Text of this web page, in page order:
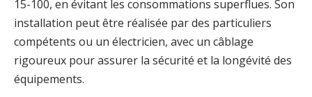
15-100, en évitant les consommations superflues. Son
installation peut être réalisée par des particuliers
compétents ou un électricien, avec un câblage
rigoureux pour assurer la sécurité et la longévité des
équipements.